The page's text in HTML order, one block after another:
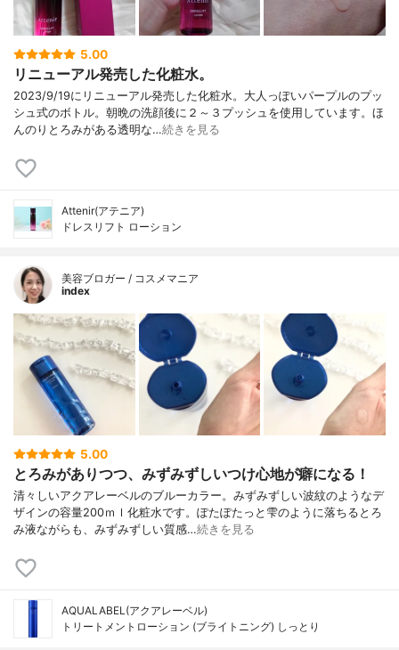
5.00
リニューアル発売した化粧水。
2023/9/19にリニューアル発売した化粧水。大人っぽいパープルのプッ
シュ式のボトル。朝晩の洗顔後に２～３プッシュを使用しています。ほ
んのりとろみがある透明な…続きを見る
Attenir(アテニア)
ドレスリフト ローション
美容ブロガー / コスメマニア
index
5.00
とろみがありつつ、みずみずしいつけ心地が癖になる！
清々しいアクアレーベルのブルーカラー。みずみずしい波紋のようなデ
ザインの容量200ｍｌ化粧水です。ぽたぽたっと雫のように落ちるとろ
み液ながらも、みずみずしい質感…続きを見る
AQUALABEL(アクアレーベル)
トリートメントローション (ブライトニング) しっとり